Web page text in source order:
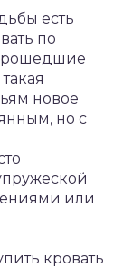
есть
по
новое
но с
или
кровать